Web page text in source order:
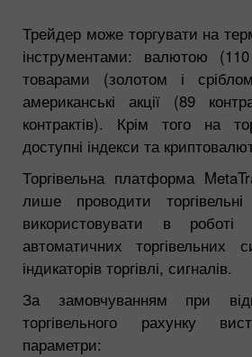
Трейдер може торгувати на
інструментами: валютою
товарами (золотом і
американські акції (89
контрактів). Крім того на
доступні індекси та
Торгівельна платформа
лише проводити
використовувати в
автоматичних торгівельних
індикаторів торгівлі, сигналів.
За замовчуванням при
торгівельного рахунку
параметри: